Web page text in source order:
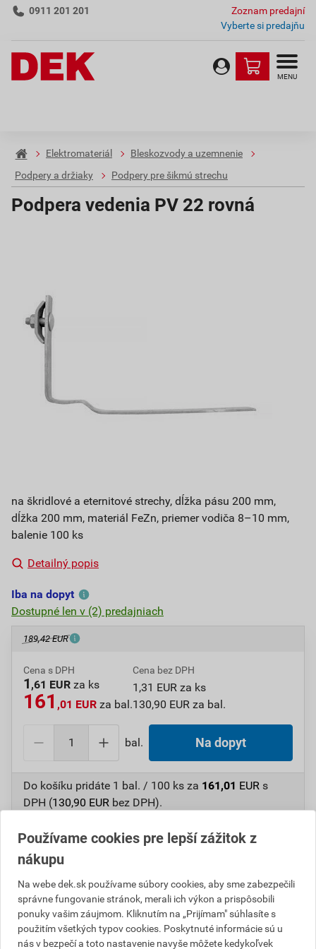
0911 201 201
Zoznam predajní
Vyberte si predajňu
MENU
Elektromateriál
Bleskozvody a uzemnenie
Podpery a držiaky
Podpery pre šikmú strechu
Podpera vedenia PV 22 rovná
na škridlové a eternitové strechy, dĺžka pásu 200 mm,
dĺžka 200 mm, materiál FeZn, priemer vodiča 8–10 mm,
balenie 100 ks
Detailný popis
Iba na dopyt
Dostupné len v (2) predajniach
189,42 EUR
Cena s DPH
1 ,61 EUR za ks
161 ,01 EUR za bal.
Cena bez DPH
1,31 EUR za ks
130,90 EUR za bal.
bal. Na dopyt
Do košíku pridáte 1 bal. / 100 ks za 161,01 EUR s
DPH (130,90 EUR bez DPH).
Číslo položky:4300000195
Katalógový kód: 4CB2B
Popis
Používame cookies pre lepší zážitok z
nákupu
Na webe dek.sk používame súbory cookies, aby sme zabezpečili
správne fungovanie stránok, merali ich výkon a prispôsobili
ponuky vašim záujmom. Kliknutím na „Prijímam" súhlasíte s
použitím všetkých typov cookies. Poskytnuté informácie sú u
nás v bezpečí a toto nastavenie navyše môžete kedykoľvek